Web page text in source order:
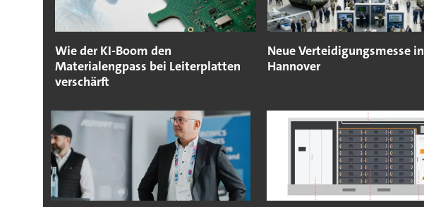
Wie der KI-Boom den
Materialengpass bei Leiterplatten
verschärft
Neue Verteidigungsmesse in
Hannover